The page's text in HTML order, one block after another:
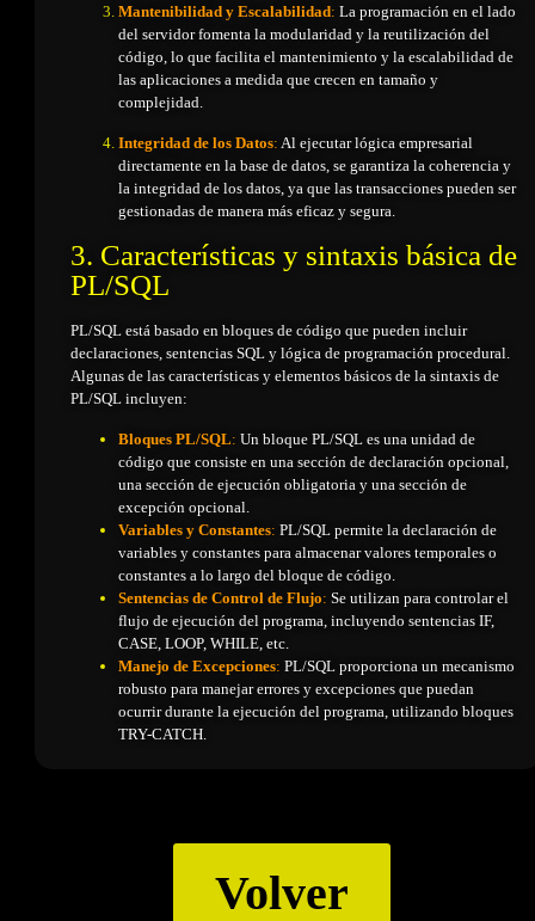
Mantenibilidad y Escalabilidad: La programación en el lado
del servidor fomenta la modularidad y la reutilización del
código, lo que facilita el mantenimiento y la escalabilidad de
las aplicaciones a medida que crecen en tamaño y
complejidad.
Integridad de los Datos: Al ejecutar lógica empresarial
directamente en la base de datos, se garantiza la coherencia y
la integridad de los datos, ya que las transacciones pueden ser
gestionadas de manera más eficaz y segura.
3. Características y sintaxis básica de
PL/SQL
PL/SQL está basado en bloques de código que pueden incluir
declaraciones, sentencias SQL y lógica de programación procedural.
Algunas de las características y elementos básicos de la sintaxis de
PL/SQL incluyen:
Bloques PL/SQL: Un bloque PL/SQL es una unidad de
código que consiste en una sección de declaración opcional,
una sección de ejecución obligatoria y una sección de
excepción opcional.
Variables y Constantes: PL/SQL permite la declaración de
variables y constantes para almacenar valores temporales o
constantes a lo largo del bloque de código.
Sentencias de Control de Flujo: Se utilizan para controlar el
flujo de ejecución del programa, incluyendo sentencias IF,
CASE, LOOP, WHILE, etc.
Manejo de Excepciones: PL/SQL proporciona un mecanismo
robusto para manejar errores y excepciones que puedan
ocurrir durante la ejecución del programa, utilizando bloques
TRY-CATCH.
Volver